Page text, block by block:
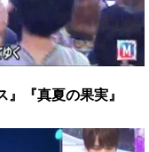
『真夏の果実』